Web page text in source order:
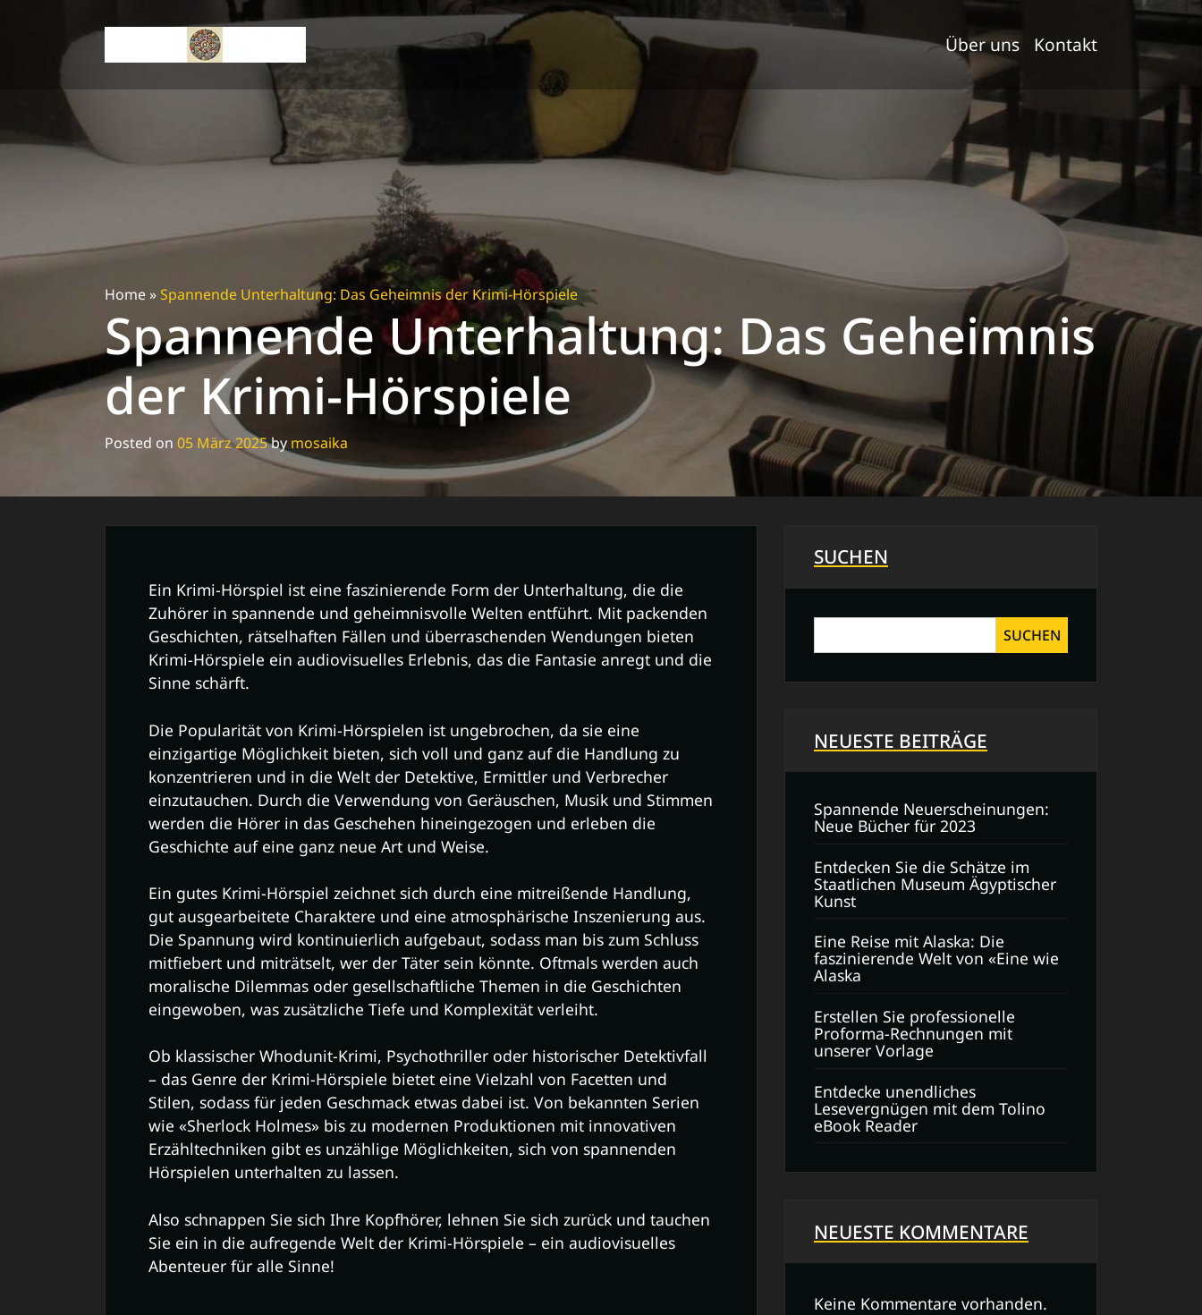
Über uns Kontakt
Home » Spannende Unterhaltung: Das Geheimnis der Krimi-Hörspiele
Spannende Unterhaltung: Das Geheimnis
der Krimi-Hörspiele
Posted on 05 März 2025by mosaika
Ein Krimi-Hörspiel ist eine faszinierende Form der Unterhaltung, die die
Zuhörer in spannende und geheimnisvolle Welten entführt. Mit packenden
Geschichten, rätselhaften Fällen und überraschenden Wendungen bieten
Krimi-Hörspiele ein audiovisuelles Erlebnis, das die Fantasie anregt und die
Sinne schärft.
Die Popularität von Krimi-Hörspielen ist ungebrochen, da sie eine
einzigartige Möglichkeit bieten, sich voll und ganz auf die Handlung zu
konzentrieren und in die Welt der Detektive, Ermittler und Verbrecher
einzutauchen. Durch die Verwendung von Geräuschen, Musik und Stimmen
werden die Hörer in das Geschehen hineingezogen und erleben die
Geschichte auf eine ganz neue Art und Weise.
Ein gutes Krimi-Hörspiel zeichnet sich durch eine mitreißende Handlung,
gut ausgearbeitete Charaktere und eine atmosphärische Inszenierung aus.
Die Spannung wird kontinuierlich aufgebaut, sodass man bis zum Schluss
mitfiebert und miträtselt, wer der Täter sein könnte. Oftmals werden auch
moralische Dilemmas oder gesellschaftliche Themen in die Geschichten
eingewoben, was zusätzliche Tiefe und Komplexität verleiht.
Ob klassischer Whodunit-Krimi, Psychothriller oder historischer Detektivfall
– das Genre der Krimi-Hörspiele bietet eine Vielzahl von Facetten und
Stilen, sodass für jeden Geschmack etwas dabei ist. Von bekannten Serien
wie «Sherlock Holmes» bis zu modernen Produktionen mit innovativen
Erzähltechniken gibt es unzählige Möglichkeiten, sich von spannenden
Hörspielen unterhalten zu lassen.
Also schnappen Sie sich Ihre Kopfhörer, lehnen Sie sich zurück und tauchen
Sie ein in die aufregende Welt der Krimi-Hörspiele – ein audiovisuelles
Abenteuer für alle Sinne!
SUCHEN
SUCHEN
NEUESTE BEITRÄGE
Spannende Neuerscheinungen:
Neue Bücher für 2023
Entdecken Sie die Schätze im
Staatlichen Museum Ägyptischer
Kunst
Eine Reise mit Alaska: Die
faszinierende Welt von «Eine wie
Alaska
Erstellen Sie professionelle
Proforma-Rechnungen mit
unserer Vorlage
Entdecke unendliches
Lesevergnügen mit dem Tolino
eBook Reader
NEUESTE KOMMENTARE
Keine Kommentare vorhanden.